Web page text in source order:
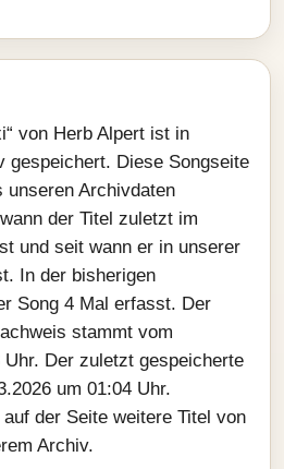
von Herb Alpert ist in
gespeichert. Diese Songseite
unseren Archivdaten
der Titel zuletzt im
und seit wann er in unserer
In der bisherigen
Song 4 Mal erfasst. Der
stammt vom
Uhr. Der zuletzt gespeicherte
um 01:04 Uhr.
der Seite weitere Titel von
Archiv.